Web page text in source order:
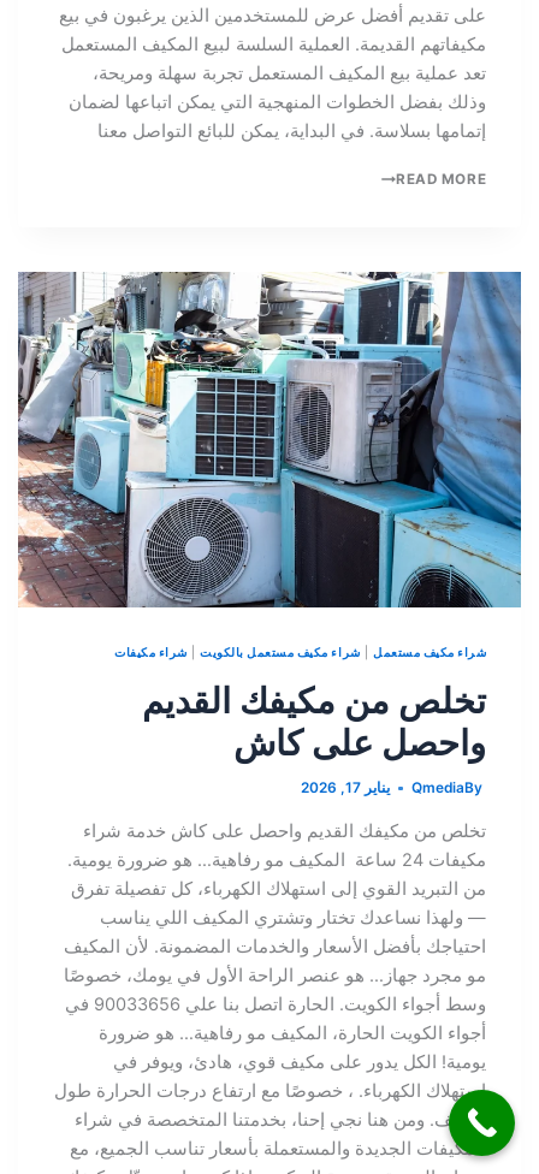
على تقديم أفضل عرض للمستخدمين الذين يرغبون في بيع
مكيفاتهم القديمة. العملية السلسة لبيع المكيف المستعمل
تعد عملية بيع المكيف المستعمل تجربة سهلة ومريحة،
وذلك بفضل الخطوات المنهجية التي يمكن اتباعها لضمان
إتمامها بسلاسة. في البداية، يمكن للبائع التواصل معنا
READ MORE
شراء مكيف مستعمل| شراء مكيف مستعمل بالكويت| شراء مكيفات
تخلص من مكيفك القديم
واحصل على كاش
By
Qmedia يناير 17, 2026
تخلص من مكيفك القديم واحصل على كاش خدمة شراء
مكيفات 24 ساعة المكيف مو رفاهية… هو ضرورة يومية.
من التبريد القوي إلى استهلاك الكهرباء، كل تفصيلة تفرق
— ولهذا نساعدك تختار وتشتري المكيف اللي يناسب
احتياجك بأفضل الأسعار والخدمات المضمونة. لأن المكيف
مو مجرد جهاز… هو عنصر الراحة الأول في يومك، خصوصًا
وسط أجواء الكويت. الحارة اتصل بنا علي 90033656 في
أجواء الكويت الحارة، المكيف مو رفاهية… هو ضرورة
يومية! الكل يدور على مكيف قوي، هادئ، ويوفر في
استهلاك الكهرباء. ، خصوصًا مع ارتفاع درجات الحرارة طول
الصيف. ومن هنا نجي إحنا، بخدمتنا المتخصصة في شراء
المكيفات الجديدة والمستعملة بأسعار تناسب الجميع، مع